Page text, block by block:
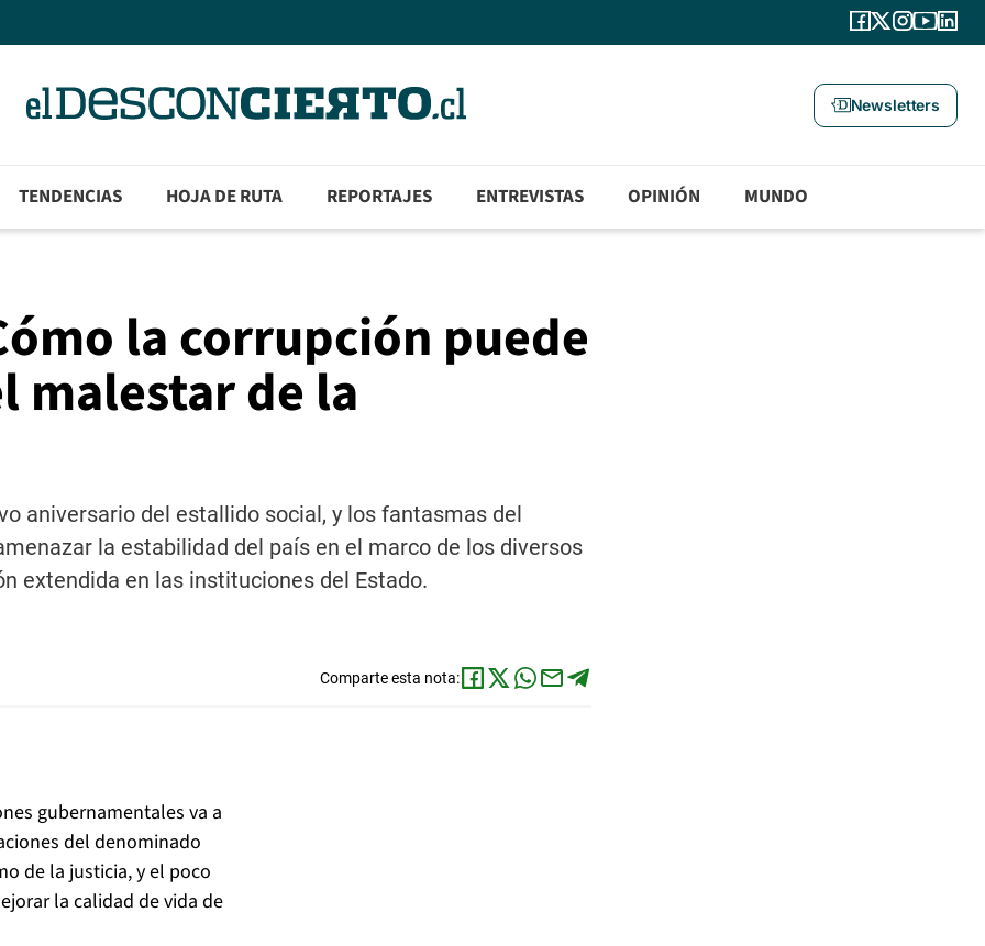
Newsletters
TENDENCIAS HOJA DE RUTA REPORTAJES ENTREVISTAS OPINIÓN MUNDO
la corrupción puede
malestar de la
aniversario del estallido social, y los fantasmas del
la estabilidad del país en el marco de los diversos
extendida en las instituciones del Estado.
Comparte esta nota:
gubernamentales va a
del denominado
de la justicia, y el poco
la calidad de vida de